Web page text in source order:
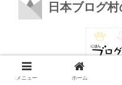
日本ブログ
メニュー ホーム